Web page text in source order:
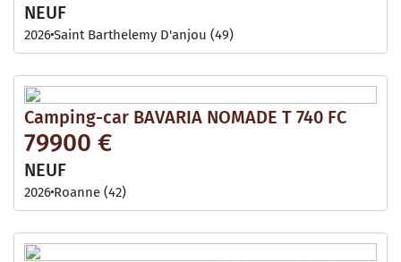
NEUF
2026Saint Barthelemy D'anjou (49)
Camping-car BAVARIA NOMADE T 740 FC
79900 €
NEUF
2026 Roanne (42)